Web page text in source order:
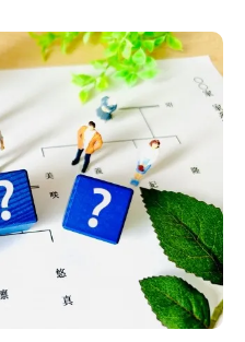
べき相談先の選び方
要な準備について
えて安心の申告へ
具体的な流れを解説
しやすいポイント
する仕組みと注意点
便利なツール紹介
で申告の不安を解消